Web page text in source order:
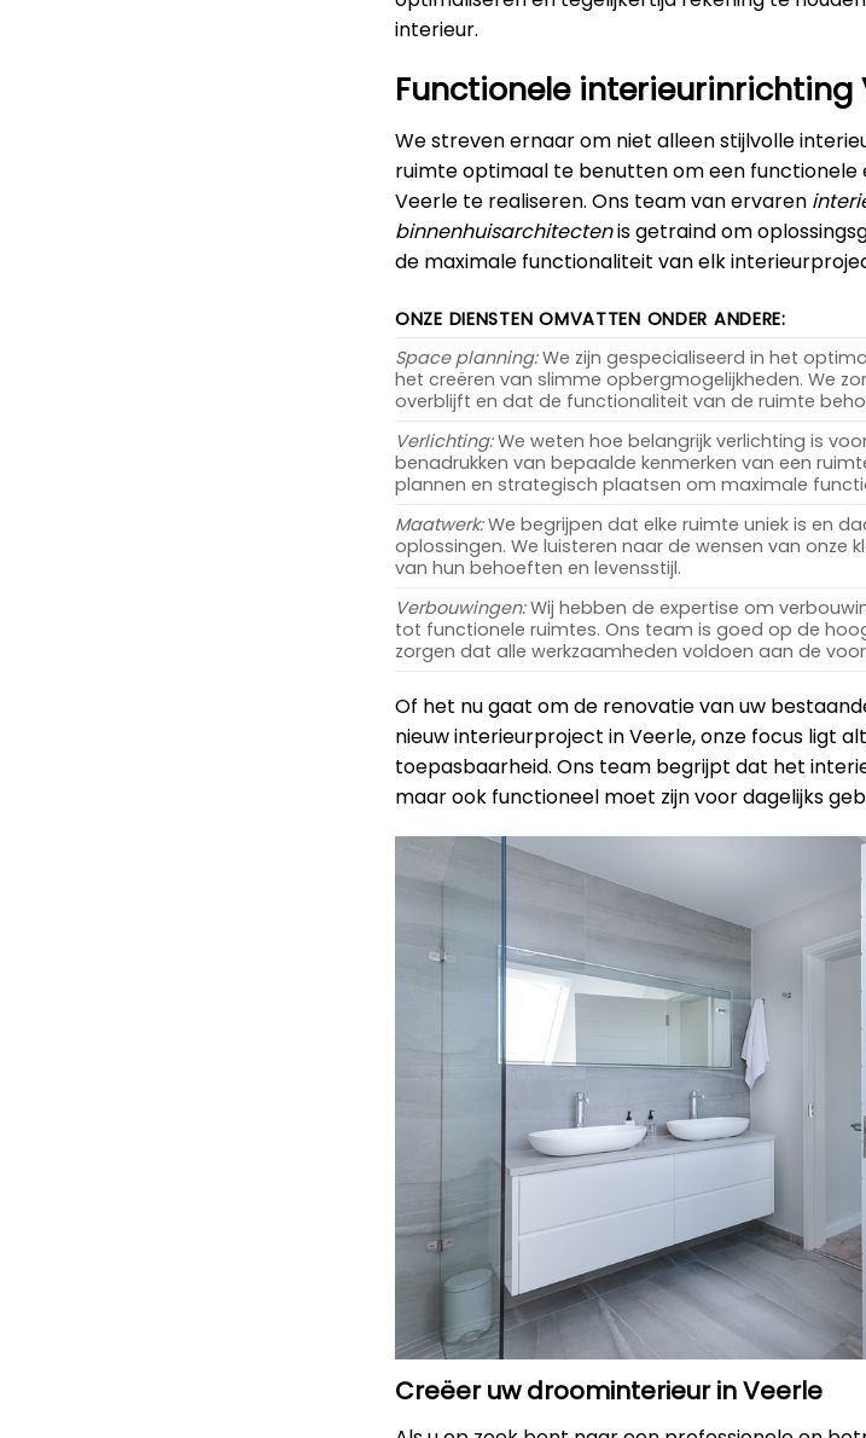
interieur.
Functionele interieurinrichting
We streven ernaar om niet alleen stijlvolle
ruimte optimaal te benutten om een
Veerle te realiseren. Ons team van ervaren
binnenhuisarchitectenis getraind om
de maximale functionaliteit van elk
ONZE DIENSTEN OMVATTEN ONDER ANDERE:
Space planning:We zijn gespecialiseerd in het
het creëren van slimme opbergmogelijkheden. We
overblijft en dat de functionaliteit van de ruimte
Verlichting:We weten hoe belangrijk verlichting is
benadrukken van bepaalde kenmerken van een
plannen en strategisch plaatsen om maximale
Maatwerk:We begrijpen dat elke ruimte uniek is en
oplossingen. We luisteren naar de wensen van onze
van hun behoeften en levensstijl.
Verbouwingen:Wij hebben de expertise om
tot functionele ruimtes. Ons team is goed op de
zorgen dat alle werkzaamheden voldoen aan de
Of het nu gaat om de renovatie van uw
nieuw interieurproject in Veerle, onze focus ligt
toepasbaarheid. Ons team begrijpt dat het
maar ook functioneel moet zijn voor dagelijks
Creëer uw droominterieur in Veerle